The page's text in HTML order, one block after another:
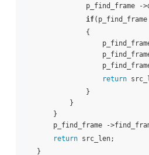
p_find_frame -
if
{
p_find_frame -
p_find_frame -
p_find_frame
return
}
}
}
p_find_frame -
return src_len;